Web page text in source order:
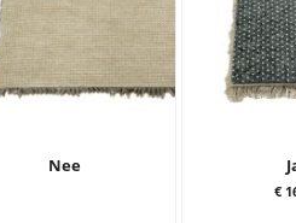
Nee
€